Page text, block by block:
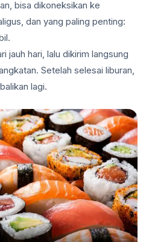
bisa dikoneksikan ke
dan yang paling penting:
jauh hari, lalu dikirim langsung
Setelah selesai liburan,
lagi.